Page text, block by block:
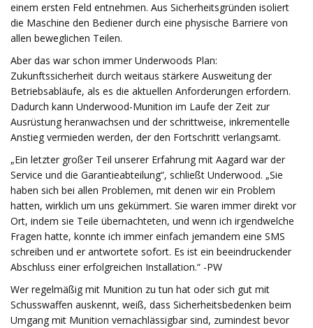
einem ersten Feld entnehmen. Aus Sicherheitsgründen isoliert
die Maschine den Bediener durch eine physische Barriere von
allen beweglichen Teilen.
Aber das war schon immer Underwoods Plan:
Zukunftssicherheit durch weitaus stärkere Ausweitung der
Betriebsabläufe, als es die aktuellen Anforderungen erfordern.
Dadurch kann Underwood-Munition im Laufe der Zeit zur
Ausrüstung heranwachsen und der schrittweise, inkrementelle
Anstieg vermieden werden, der den Fortschritt verlangsamt.
„Ein letzter großer Teil unserer Erfahrung mit Aagard war der
Service und die Garantieabteilung“, schließt Underwood. „Sie
haben sich bei allen Problemen, mit denen wir ein Problem
hatten, wirklich um uns gekümmert. Sie waren immer direkt vor
Ort, indem sie Teile übernachteten, und wenn ich irgendwelche
Fragen hatte, konnte ich immer einfach jemandem eine SMS
schreiben und er antwortete sofort. Es ist ein beeindruckender
Abschluss einer erfolgreichen Installation.“ -PW
Wer regelmäßig mit Munition zu tun hat oder sich gut mit
Schusswaffen auskennt, weiß, dass Sicherheitsbedenken beim
Umgang mit Munition vernachlässigbar sind, zumindest bevor